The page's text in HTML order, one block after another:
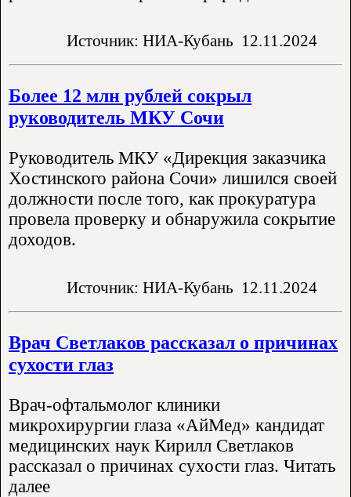
Источник: НИА-Кубань 12.11.2024
Более 12 млн рублей сокрыл
руководитель МКУ Сочи
Руководитель МКУ «Дирекция заказчика
Хостинского района Сочи» лишился своей
должности после того, как прокуратура
провела проверку и обнаружила сокрытие
доходов.
Источник: НИА-Кубань 12.11.2024
Врач Светлаков рассказал о причинах
сухости глаз
Врач-офтальмолог клиники
микрохирургии глаза «АйМед» кандидат
медицинских наук Кирилл Светлаков
рассказал о причинах сухости глаз. Читать
далее